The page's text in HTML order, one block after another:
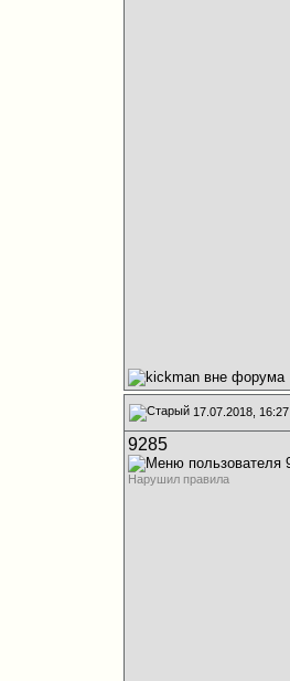
17.07.2018, 16:27
9285
Нарушил правила